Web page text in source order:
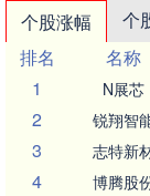
个股涨幅 个
排名
名称
1
N展芯
2 锐翔智
3 志特新
4 博腾股